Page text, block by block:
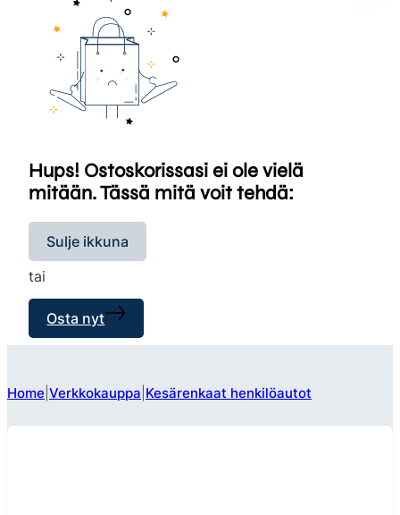
Hups! Ostoskorissasi ei ole vielä
mitään. Tässä mitä voit tehdä:
Sulje ikkuna
tai
Osta nyt
Home Verkkokauppa Kesärenkaat henkilöautot